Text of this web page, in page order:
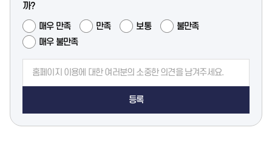
까?
매우 만족 만족 보통
불만족
매우 불만족
등록